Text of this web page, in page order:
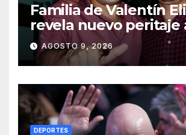
Familia de Valentín
revela nuevo peritaje
20 años de su
AGOSTO 9, 2026
DEPORTES